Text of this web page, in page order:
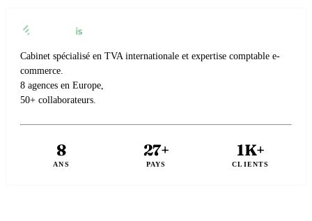
Cabinet spécialisé en TVA internationale et expertise comptable e-
commerce.
8 agences en Europe,
50+ collaborateurs.
8
ANS
27+
PAYS
1K+
CLIENTS